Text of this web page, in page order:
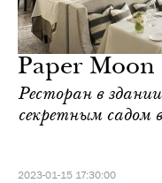
Paper
Ресторан в
секретным садом
2023-01-15 17:30:00